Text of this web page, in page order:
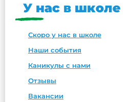
У нас в школе
Скоро у нас в школе
Наши события
Каникулы с нами
Отзывы
Вакансии